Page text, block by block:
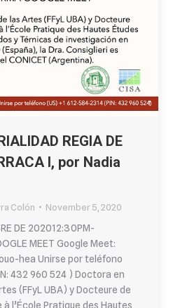
REGIA DE
I, por Nadia
Colón
November 5, 2020
DE 202012:30PM-
MEET Google Meet:
hea Unirse por teléfono
432 960 524 ) Doctora en
(FFyL UBA) y Docteure de
à l’École Pratique des Hautes